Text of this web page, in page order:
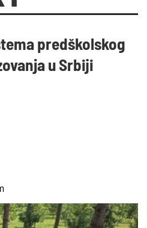
predškolskog
u Srbiji